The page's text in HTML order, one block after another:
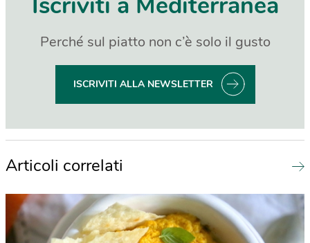
Perché sul piatto non c’è solo il gusto
ISCRIVITI ALLA NEWSLETTER
Articoli correlati